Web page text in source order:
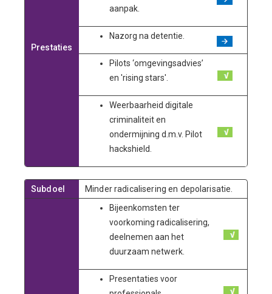
Prestaties
aanpak.
Nazorg na detentie.
Pilots ‘omgevingsadvies’
en 'rising stars'.
Weerbaarheid digitale
criminaliteit en
ondermijning d.m.v. Pilot
hackshield.
Subdoel Minder radicalisering en depolarisatie.
Bijeenkomsten ter
voorkoming radicalisering,
deelnemen aan het
duurzaam netwerk.
Presentaties voor